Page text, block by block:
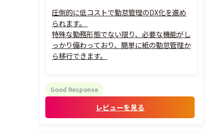
圧倒的に低コストで勤怠管理のDX化を進め
られます。
特殊な勤務形態でない限り、必要な機能がし
っかり備わっており、簡単に紙の勤怠管理か
ら移行できます。
Good Response
レビューを見る